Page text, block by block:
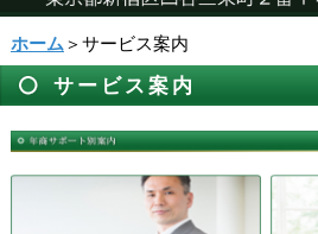
ホーム ＞サービス案内
サービス案内